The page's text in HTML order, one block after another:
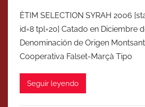
ÈTIM SELECTION SYRAH 2006
id=8 tpl=20] Catado en Diciembre
Denominación de Origen
Cooperativa Falset-Marçà Tipo
Seguir leyendo